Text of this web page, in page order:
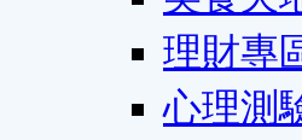
理財專
心理測